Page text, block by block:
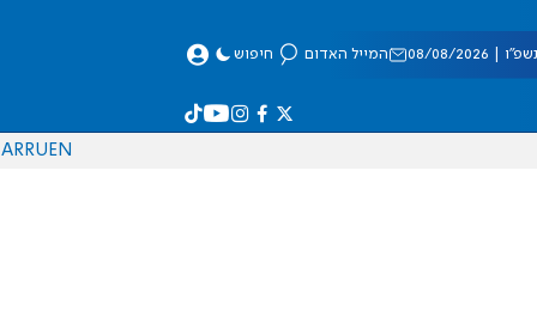
08/2026 המייל האדום חיפוש
EN
RU
AR